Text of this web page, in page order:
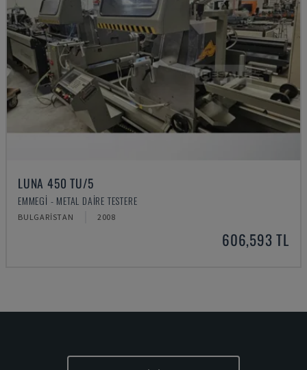
LUNA 450 TU/5
EMMEGI - METAL DAIRE TESTERE
BULGARISTAN 2008
606,593 TL